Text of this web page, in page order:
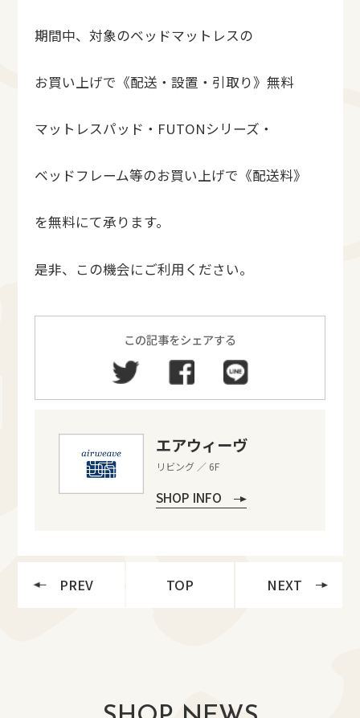
期間中、対象のベッドマットレスの
お買い上げで《配送・設置・引取り》無料
マットレスパッド・FUTONシリーズ・
ベッドフレーム等のお買い上げで《配送料》
を無料にて承ります。
是非、この機会にご利用ください。
この記事をシェアする
エアウィーヴ
リビング ／ 6F
SHOP INFO
PREV TOP NEXT